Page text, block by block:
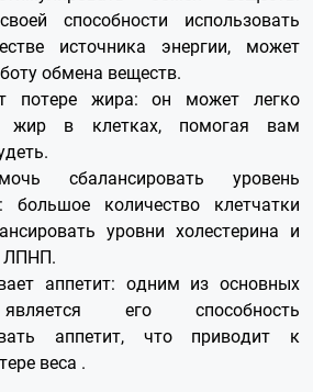
способности использовать
источника энергии, может
обмена веществ.
потере жира: он может легко
жир в клетках, помогая вам
сбалансировать уровень
большое количество клетчатки
уровни холестерина и
ЛПНП.
аппетит: одним из основных
его способность
аппетит, что приводит к
веса .